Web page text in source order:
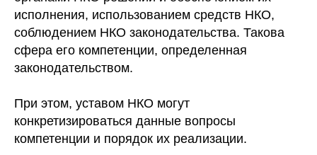
исполнения, использованием средств НКО,
соблюдением НКО законодательства. Такова
сфера его компетенции, определенная
законодательством.
При этом, уставом НКО могут
конкретизироваться данные вопросы
компетенции и порядок их реализации.